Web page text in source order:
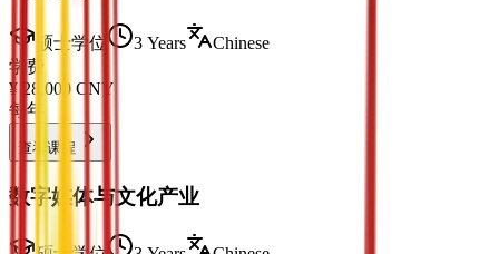
硕士学位 3 Years
Chinese
学费
¥ 28,000 CNY
每年
查看课程
数字媒体与文化产业